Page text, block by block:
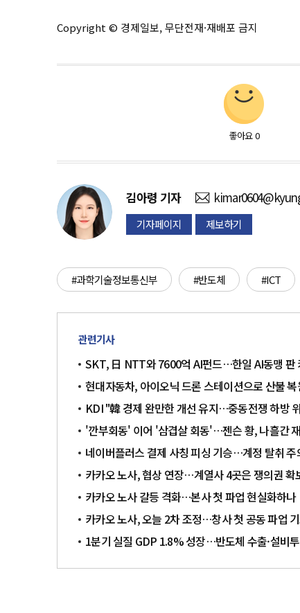
Copyright © 경제일보, 무단전재·재배포 금지
좋아요 0
김아령 기자
기자페이지 제보하기
#과학기술정보통신부 #반도체 #ICT
관련기사
SKT, 日 NTT와 7600억 AI펀드…한일 AI동맹 판
현대자동차, 아이오닉 드론 스테이션으로 산불 복
KDI "韓 경제 완만한 개선 유지…중동전쟁 하방
'깐부회동' 이어 '삼겹살 회동'…젠슨 황, 나흘간
네이버플러스 결제 사칭 피싱 기승…계정 탈취 주
카카오 노사, 협상 연장…계열사 4곳은 쟁의권 확
카카오 노사 갈등 격화…본사 첫 파업 현실화하나
카카오 노사, 오늘 2차 조정…창사 첫 공동 파업
1분기 실질 GDP 1.8% 성장…반도체 수출·설비